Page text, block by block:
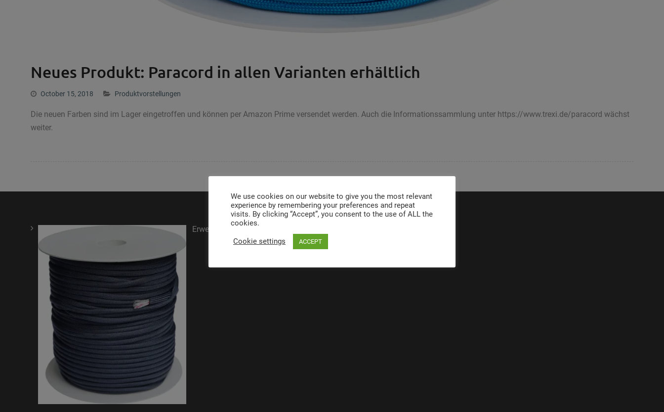
Neues Produkt: Paracord in allen Varianten erhältlich
October 15, 2018 Produktvorstellungen
Die neuen Farben sind im Lager eingetroffen und können per Amazon Prime versendet werden. Auch die Informationssammlung unter https://www.trexi.de/paracord wächst
weiter.
Erweiterung Paracord Sortiment
We use cookies on our website to give you the most relevant
experience by remembering your preferences and repeat
visits. By clicking “Accept”, you consent to the use of ALL the
cookies.
Cookie settings ACCEPT